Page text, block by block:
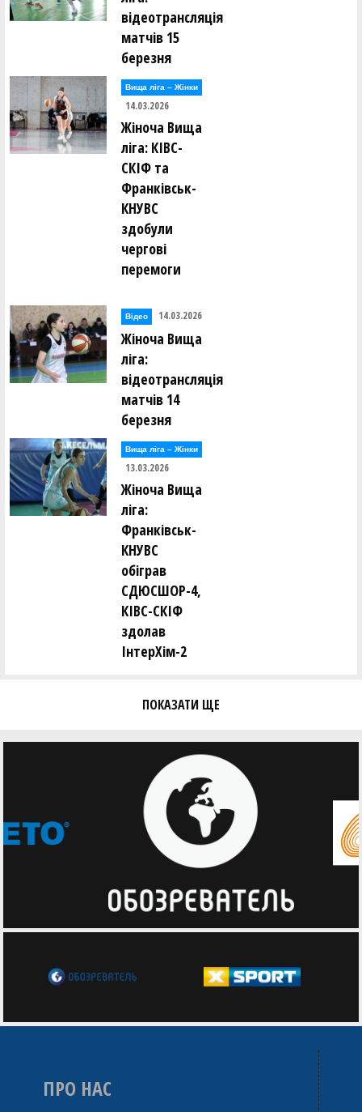
відеотрансляція
матчів 15
березня
Вища лiга – Жiнки
14.03.2026
Жіноча Вища
ліга: КІВС-
СКІФ та
Франківськ-
КНУВС
здобули
чергові
перемоги
Відео 14.03.2026
Жіноча Вища
ліга:
відеотрансляція
матчів 14
березня
Вища лiга – Жiнки
13.03.2026
Жіноча Вища
ліга:
Франківськ-
КНУВС
обіграв
СДЮСШОР-4,
КІВС-СКІФ
здолав
ІнтерХім-2
ПОКАЗАТИ ЩЕ
ПРО НАС